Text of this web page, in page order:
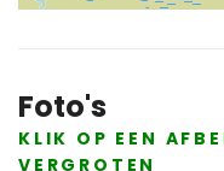
Foto's
KLIK OP EEN
VERGROTEN